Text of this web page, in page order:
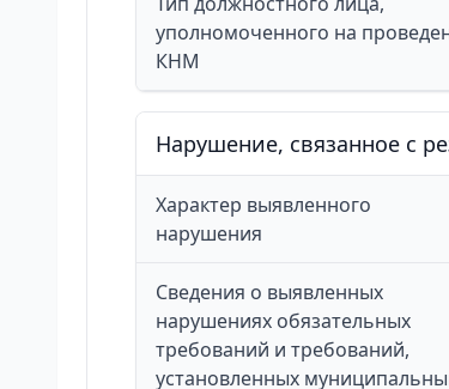
уполномоченного на
КНМ
Нарушение, связанное с
Характер выявленного
нарушения
Сведения о выявленных
нарушениях обязательных
требований и требований,
установленных